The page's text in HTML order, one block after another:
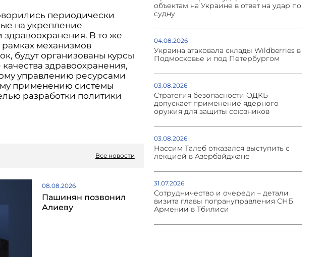
периодически
на укрепление
В то же
механизмов
будут организованы курсы
здравоохранения,
управлению ресурсами
применению системы
разработки политики
Все новости
08.08.2026
Пашинян позвонил
Алиеву
объектам на Украине в ответ на удар по
судну
04.08.2026
Украина атаковала склады Wildberries в
Подмосковье и под Петербургом
03.08.2026
Стратегия безопасности ОДКБ
допускает применение ядерного
оружия для защиты союзников
03.08.2026
Нассим Талеб отказался выступить с
лекцией в Азербайджане
31.07.2026
Сотрудничество и очереди – детали
визита главы погрануправления СНБ
Армении в Тбилиси